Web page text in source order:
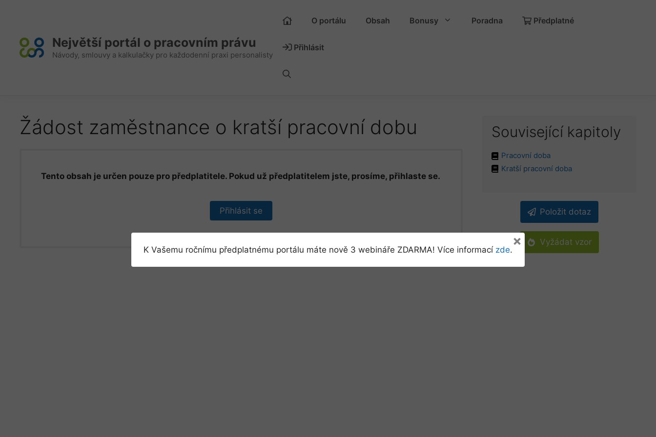
Největší portál o pracovním právu
Návody, smlouvy a kalkulačky pro každodenní praxi personalisty
O portálu Obsah Bonusy Poradna Předplatné
Přihlásit
Žádost zaměstnance o kratší pracovní dobu
Tento obsah je určen pouze pro předplatitele. Pokud už předplatitelem jste, prosíme, přihlaste se.
Přihlásit se
Související kapitoly
Pracovní doba
Kratší pracovní doba
Položit dotaz
Vyžádat vzor
K Vašemu ročnímu předplatnému portálu máte nově 3 webináře ZDARMA! Více informací zde.
×